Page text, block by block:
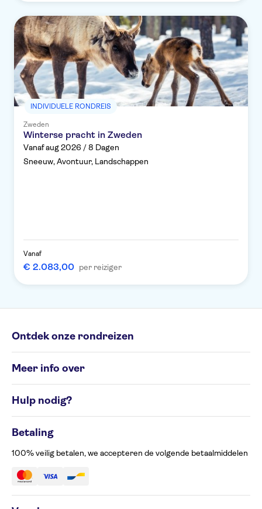
INDIVIDUELE RONDREIS
Zweden
Winterse pracht in Zweden
Vanaf aug 2026 / 8 Dagen
Sneeuw, Avontuur, Landschappen
Vanaf
€ 2.083,00 per reiziger
Ontdek onze rondreizen
Groepsrondreizen
Rondreisbestemmingen
Meer info over
Cookiesbeleid
Privacyverklaring
Beheer uw cookievoorkeuren
Toegankelijkheid
Hulp nodig?
Klachtenformulier
Betaling
100% veilig betalen, we accepteren de volgende betaalmiddelen